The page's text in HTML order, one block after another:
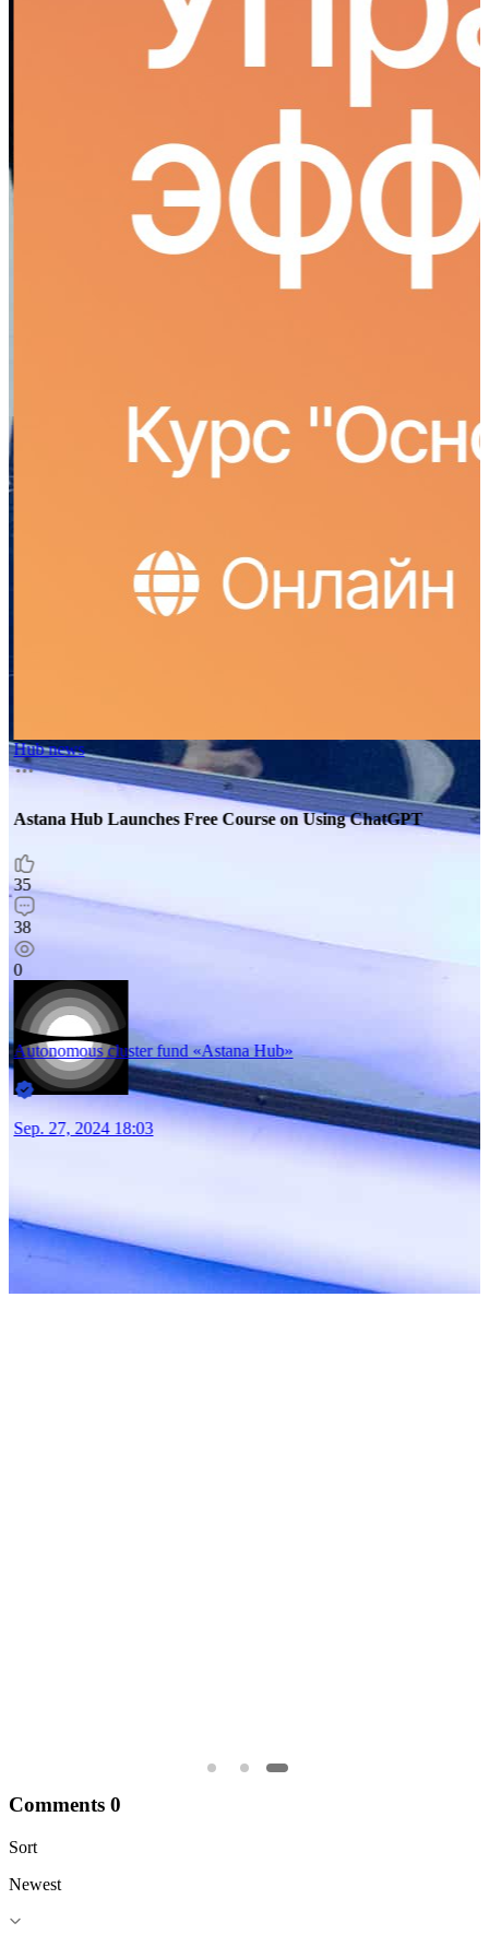
Hub news
Astana Hub Launches Free Course on Using ChatGPT
35
38
0
Autonomous cluster fund «Astana Hub»
Sep. 27, 2024 18:03
Comments 0
Sort
Newest